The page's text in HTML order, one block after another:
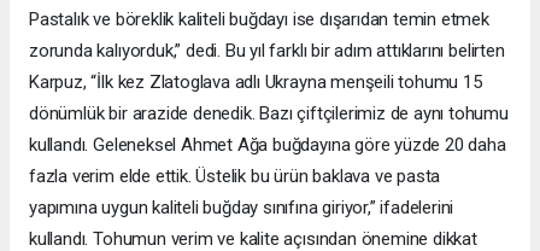
Pastalık ve böreklik kaliteli buğdayı ise dışarıdan temin etmek
zorunda kalıyorduk,” dedi. Bu yıl farklı bir adım attıklarını belirten
Karpuz, “İlk kez Zlatoglava adlı Ukrayna menşeili tohumu 15
dönümlük bir arazide denedik. Bazı çiftçilerimiz de aynı tohumu
kullandı. Geleneksel Ahmet Ağa buğdayına göre yüzde 20 daha
fazla verim elde ettik. Üstelik bu ürün baklava ve pasta
yapımına uygun kaliteli buğday sınıfına giriyor,” ifadelerini
kullandı. Tohumun verim ve kalite açısından önemine dikkat